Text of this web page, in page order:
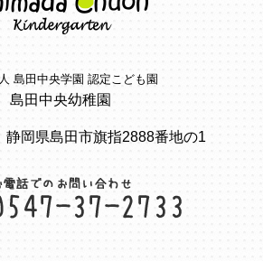
島田中央学園 認定こども園
島田中央幼稚園
岡県島田市旗指2888番地の1